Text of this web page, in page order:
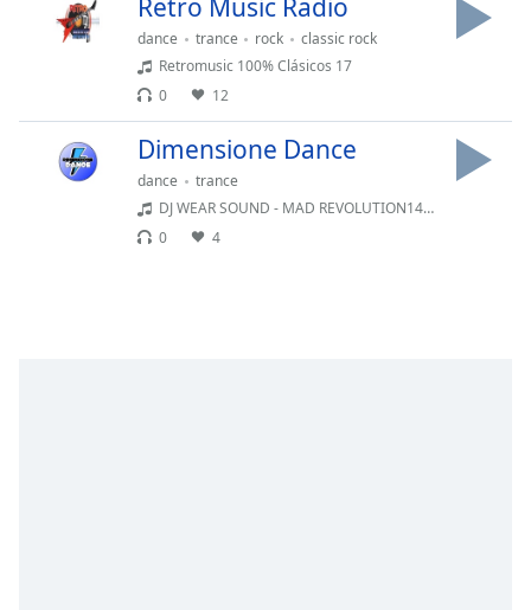
the
window.
Retro Music Radio
dance trance rock
classic rock
Retromusic 100% Clásicos 17
0
12
Dimensione Dance
dance
trance
DJ WEAR SOUND - MAD REVOLUTION148 1
0
4